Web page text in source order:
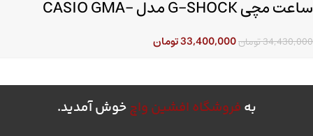
ساعت مچی G-SHOCK مدل CASIO GMA-
34,430,000تومان33,400,000تومان
به فروشگاه افشین واچخوش آمدید.